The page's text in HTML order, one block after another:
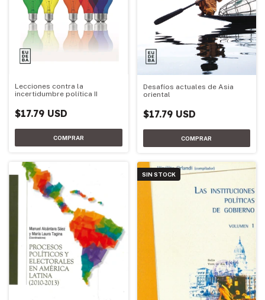
Lecciones contra la
incertidumbre política II
$17.79 USD
Desafíos actuales de Asia
oriental
$17.79 USD
SIN STOCK